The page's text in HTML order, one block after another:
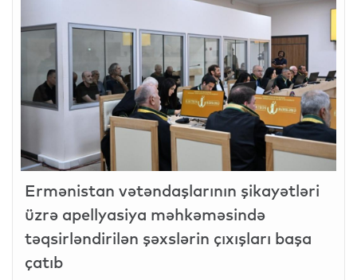
Ermənistan vətəndaşlarının şikayətləri
üzrə apellyasiya məhkəməsində
təqsirləndirilən şəxslərin çıxışları başa
çatıb